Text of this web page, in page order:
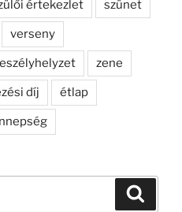
értekezlet szünet
verseny
zene
díj étlap